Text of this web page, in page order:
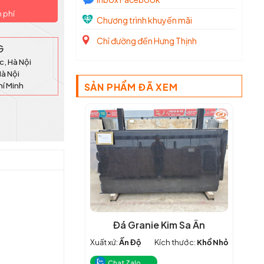
Chương trình khuyến mãi
Chỉ đường đến Hưng Thịnh
SẢN PHẨM ĐÃ XEM
Đá Granie Kim Sa Ấn
Xuất xứ:Ấn Độ Kích thước: Khổ Nhỏ
Chat Zalo
phí
Hà Nội
Nội
Minh